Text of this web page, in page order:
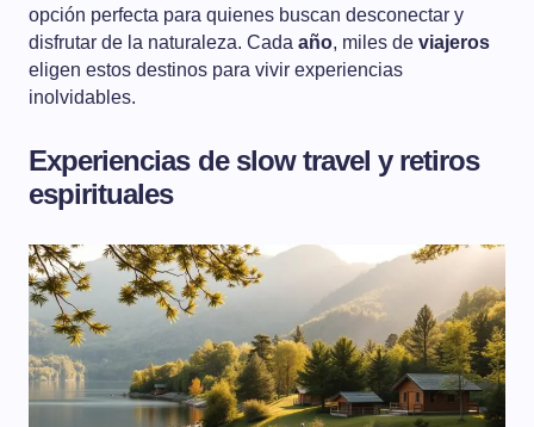
opción perfecta para quienes buscan desconectar y
disfrutar de la naturaleza. Cada año, miles de viajeros
eligen estos destinos para vivir experiencias
inolvidables.
Experiencias de slow travel y retiros
espirituales